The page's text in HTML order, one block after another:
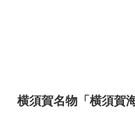
横須賀名物「横須賀